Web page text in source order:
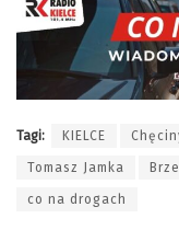
Tagi: KIELCE
Tomasz Jamka
co na drogach